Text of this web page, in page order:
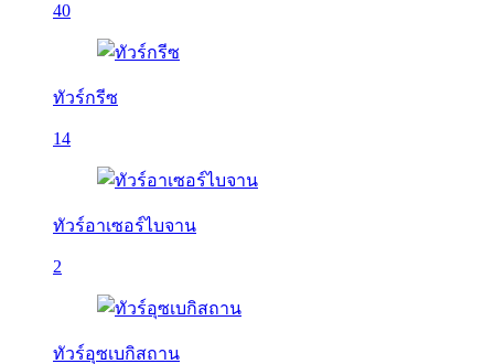
40
ทัวร์กรีซ
14
ทัวร์อาเซอร์ไบจาน
2
ทัวร์อุซเบกิสถาน